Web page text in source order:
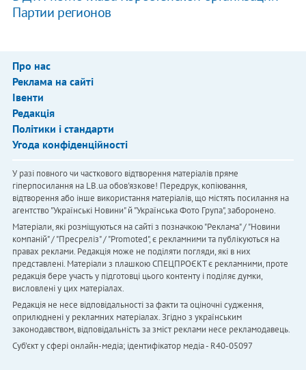
Партии регионов
Про нас
Реклама на сайті
Івенти
Редакція
Політики і стандарти
Угода конфіденційності
У разі повного чи часткового відтворення матеріалів пряме
гіперпосилання на LB.ua обов'язкове! Передрук, копіювання,
відтворення або інше використання матеріалів, що містять посилання на
агентство "Українськi Новини" й "Українська Фото Група", заборонено.
Матеріали, які розміщуються на сайті з позначкою "Реклама" / "Новини
компаній" / "Пресреліз" / "Promoted", є рекламними та публікуються на
правах реклами. Редакція може не поділяти погляди, які в них
представлені. Матеріали з плашкою СПЕЦПРОЄКТ є рекламними, проте
редакція бере участь у підготовці цього контенту і поділяє думки,
висловлені у цих матеріалах.
Редакція не несе відповідальності за факти та оціночні судження,
оприлюднені у рекламних матеріалах. Згідно з українським
законодавством, відповідальність за зміст реклами несе рекламодавець.
Cуб'єкт у сфері онлайн-медіа; ідентифікатор медіа - R40-05097